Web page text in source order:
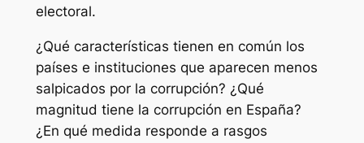
electoral.
¿Qué características tienen en común los
países e instituciones que aparecen menos
salpicados por la corrupción? ¿Qué
magnitud tiene la corrupción en España?
¿En qué medida responde a rasgos